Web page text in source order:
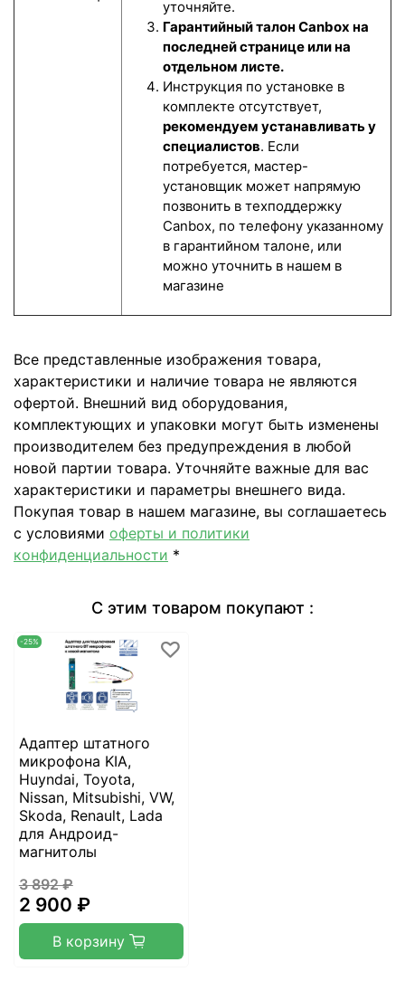
уточняйте.
Гарантийный талон Canbox на
последней странице или на
отдельном листе.
Инструкция по установке в
комплекте отсутствует,
рекомендуем устанавливать у
специалистов. Если
потребуется, мастер-
установщик может напрямую
позвонить в техподдержку
Canbox, по телефону указанному
в гарантийном талоне, или
можно уточнить в нашем в
магазине
Все представленные изображения товара,
характеристики и наличие товара не являются
офертой. Внешний вид оборудования,
комплектующих и упаковки могут быть изменены
производителем без предупреждения в любой
новой партии товара. Уточняйте важные для вас
характеристики и параметры внешнего вида.
Покупая товар в нашем магазине, вы соглашаетесь
с условиями оферты и политики
конфиденциальности *
С этим товаром покупают :
-25%
Адаптер штатного
микрофона KIA,
Huyndai, Toyota,
Nissan, Mitsubishi, VW,
Skoda, Renault, Lada
для Андроид-
магнитолы
3 892 ₽
2 900 ₽
В корзину